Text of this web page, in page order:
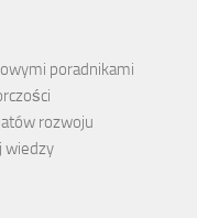
poradnikami
rozwoju
wiedzy